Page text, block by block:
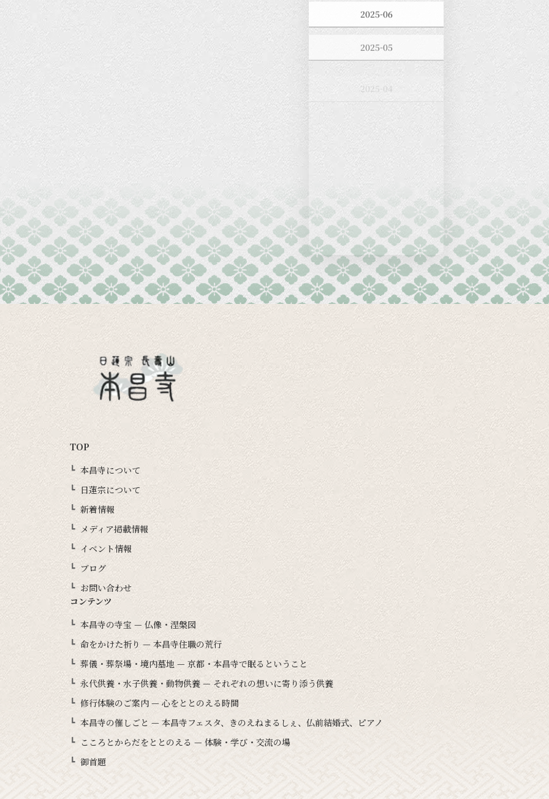
2025-06
2025-05
2025-04
2025-03
2025-01
2024-10
2024-09
TOP
本昌寺について
日蓮宗について
新着情報
メディア掲載情報
イベント情報
ブログ
お問い合わせ
コンテンツ
本昌寺の寺宝 — 仏像・涅槃図
命をかけた祈り — 本昌寺住職の荒行
葬儀・葬祭場・境内墓地 — 京都・本昌寺で眠るということ
永代供養・水子供養・動物供養 — それぞれの想いに寄り添う供養
修行体験のご案内 — 心をととのえる時間
本昌寺の催しごと — 本昌寺フェスタ、きのえねまるしぇ、仏前結婚式、ピアノ
こころとからだをととのえる — 体験・学び・交流の場
御首題